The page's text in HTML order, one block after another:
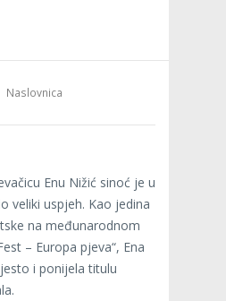
Naslovnica
Enu Nižić sinoć je u
veliki uspjeh. Kao jedina
na međunarodnom
– Europa pjeva“, Ena
i ponijela titulu